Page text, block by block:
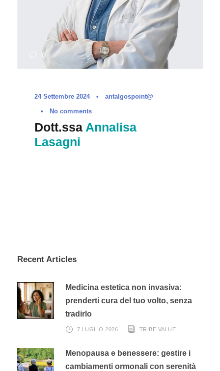
0
24 Settembre 2024 •
antalgospoint@
•
No comments
Dott.ssa Annalisa
Lasagni
Recent Articles
Medicina estetica non invasiva:
prenderti cura del tuo volto, senza
tradirlo
7 LUGLIO 2026 TRIBE VALUE
Menopausa e benessere: gestire i
cambiamenti ormonali con serenità